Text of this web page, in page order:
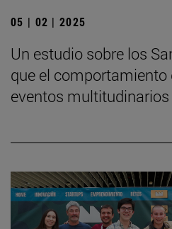
05 | 02 | 2025
Un estudio sobre los
que el comportamiento
eventos